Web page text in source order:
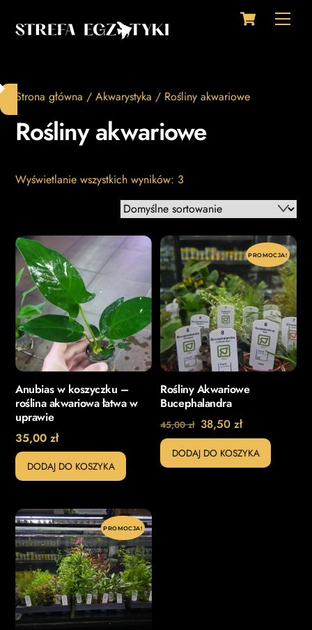
Cart
Strona główna /Akwarystyka / Rośliny akwariowe
Rośliny akwariowe
Wyświetlanie wszystkich wyników: 3
Anubias w koszyczku –
roślina akwariowa łatwa w
uprawie
35,00zł
DODAJ DO KOSZYKA
PROMOCJA!
Rośliny Akwariowe
Bucephalandra
45,00zł Pierwotna
cena
wynosiła:
38,50złAktualna
cena
wynosi:
DODAJ DO KOSZYKA
PROMOCJA!